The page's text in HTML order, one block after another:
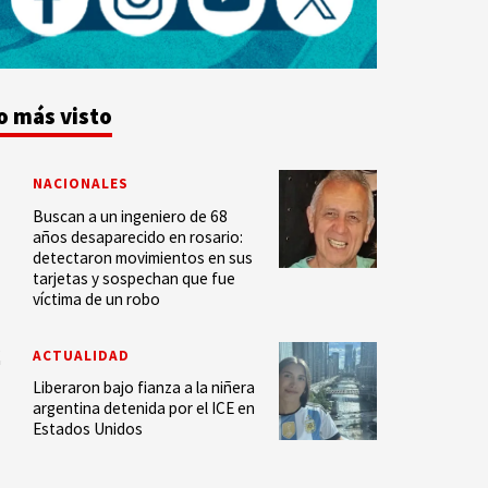
más visto
Buscan a un ingeniero de 68
años desaparecido en rosario:
detectaron movimientos en sus
tarjetas y sospechan que fue
víctima de un robo
NACIONALES
Liberaron bajo fianza a la niñera
argentina detenida por el ICE en
Estados Unidos
ACTUALIDAD